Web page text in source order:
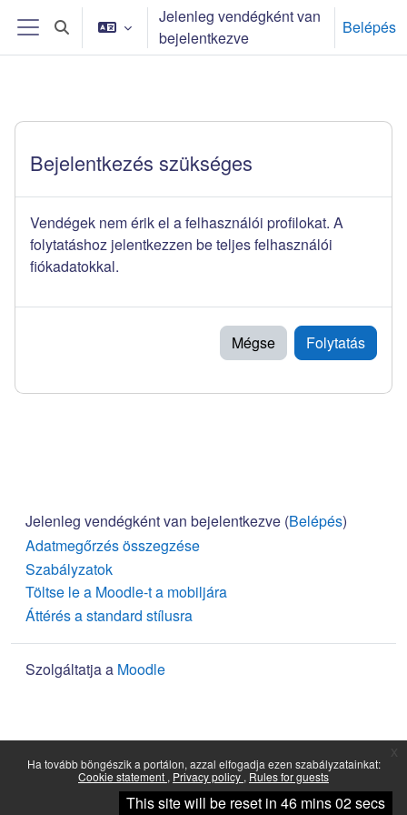
Tovább a fő tartalomhoz
Ha tovább böngészik a portálon, azzal elfogadja ezen szabályzatainkat:
Cookie statement Privacy policy Rules for guests
Tovább
Oldalpanel
Keresési bemeneti adatok váltása
Jelenleg vendégként van
bejelentkezve
Belépés
Bejelentkezés szükséges
Vendégek nem érik el a felhasználói profilokat. A
folytatáshoz jelentkezzen be teljes felhasználói
fiókadatokkal.
Mégse Folytatás
Jelenleg vendégként van bejelentkezve (Belépés)
Adatmegőrzés összegzése
Szabályzatok
Töltse le a Moodle-t a mobiljára
Áttérés a standard stílusra
Szolgáltatja a Moodle
This site will be reset in 46 mins 02 secs